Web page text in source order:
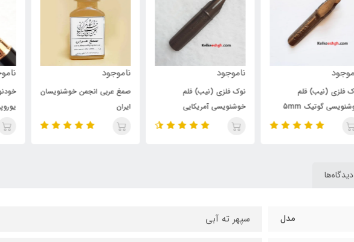
نوک فلزی (نیب) قلم
خوشنویسی آمریکایی
صمغ عربی انجمن خوشنویسان
ایران
خودنویس خطاطی فارسی
دیدگاه‌ها
مدل سپهر ته آبی